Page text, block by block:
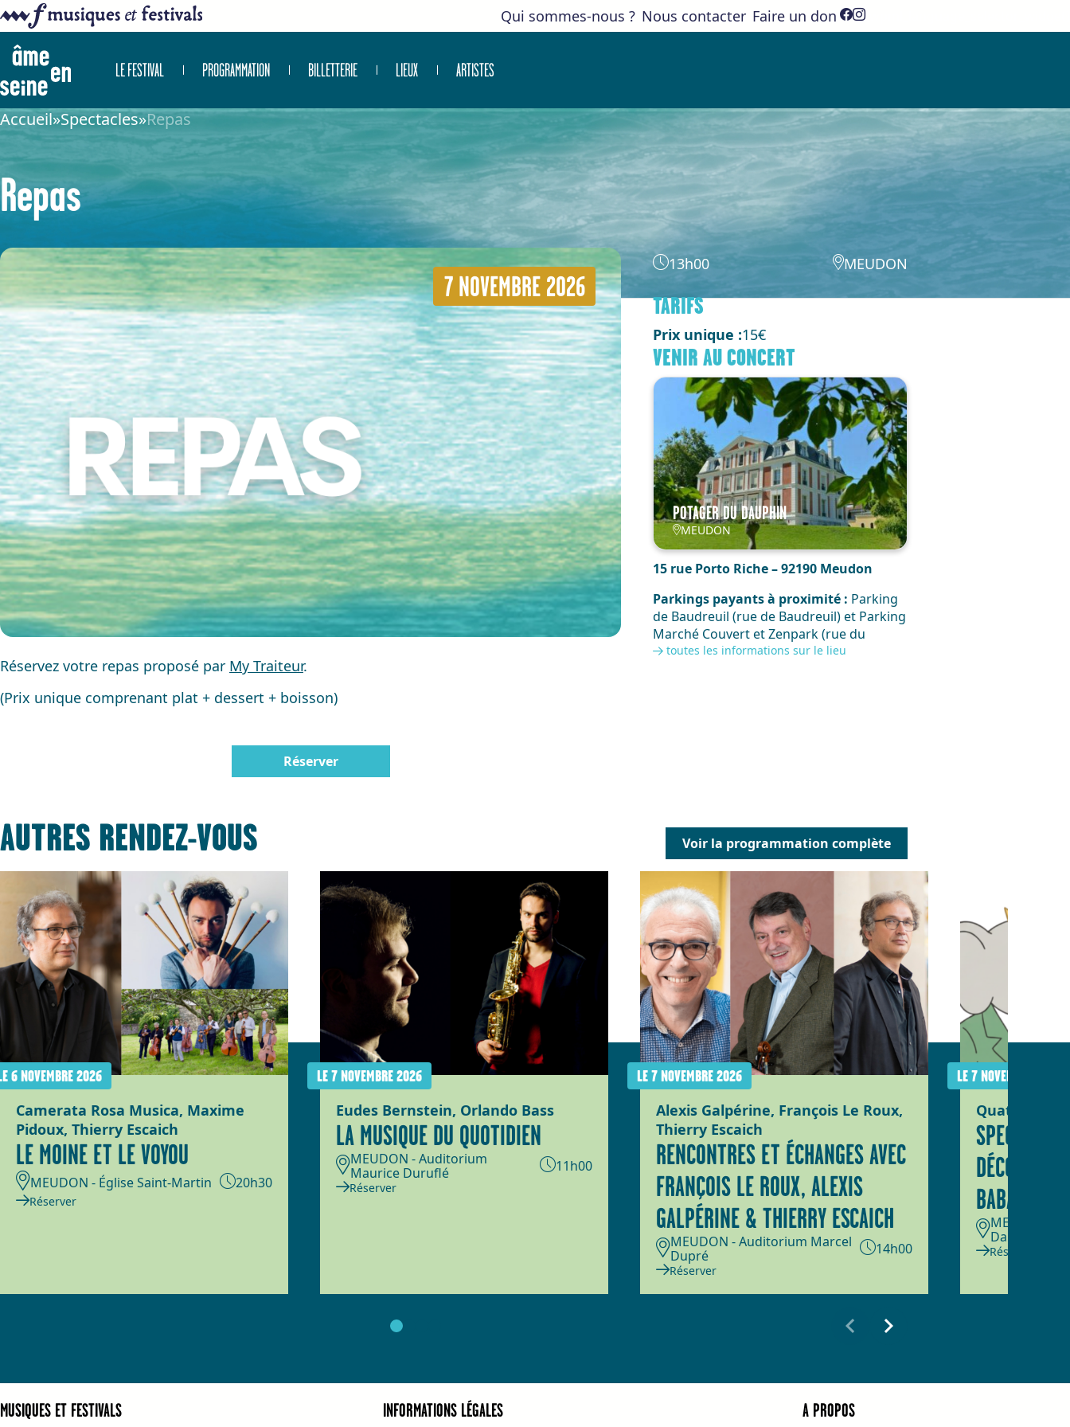
[wpml_language_selector_widget]
Qui sommes-nous ? Nous contacter Faire un don
LE FESTIVAL PROGRAMMATION BILLETTERIE LIEUX ARTISTES
Accueil»Spectacles»Repas
Repas
7 NOVEMBRE 2026
Réservez votre repas proposé par My Traiteur.
(Prix unique comprenant plat + dessert + boisson)
Réserver
13h00 MEUDON
TARIFS
Prix unique 15€
VENIR AU CONCERT
POTAGER DU DAUPHIN
MEUDON
15 rue Porto Riche – 92190 Meudon
Parkings payants à proximité : Parking
de Baudreuil (rue de Baudreuil) et Parking
Marché Couvert et Zenpark (rue du
Marché Couvert) et parking gratuit (allée
toutes les informations sur le lieu
AUTRES RENDEZ-VOUS Voir la programmation complète
6 NOVEMBRE 2026
Camerata Rosa Musica, Maxime
Pidoux, Thierry Escaich
LE MOINE ET LE VOYOU
MEUDON - Église Saint-Martin 20h30
Réserver
LE 7 NOVEMBRE 2026
Eudes Bernstein, Orlando Bass
LA MUSIQUE DU QUOTIDIEN
MEUDON - Auditorium
Maurice Duruflé
11h00
Réserver
LE 7 NOVEMBRE 2026
Alexis Galpérine, François Le Roux,
Thierry Escaich
RENCONTRES ET ÉCHANGES AVEC
FRANÇOIS LE ROUX, ALEXIS
GALPÉRINE & THIERRY ESCAICH
MEUDON - Auditorium Marcel
Dupré
14h00
Réserver
LE 7 NOVEMBRE 2026
Quatuor
DÉCOUVRE
BABAR »
MEUDON -
Dauphin
Réserver
MUSIQUES ET FESTIVALS INFORMATIONS LÉGALES A PROPOS